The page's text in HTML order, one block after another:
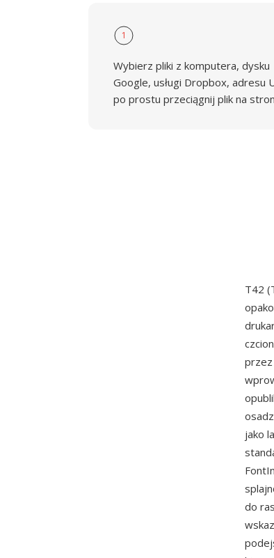
1
Wybierz pliki z komputera, dysku
Google, usługi Dropbox, adresu
po prostu przeciągnij plik na
T42
jako
do